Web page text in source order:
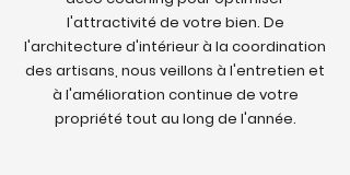
l'attractivité de votre bien. De
l'architecture d'intérieur à la coordination
des artisans, nous veillons à l'entretien et
à l'amélioration continue de votre
propriété tout au long de l'année.